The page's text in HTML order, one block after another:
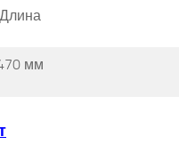
Длина
мм